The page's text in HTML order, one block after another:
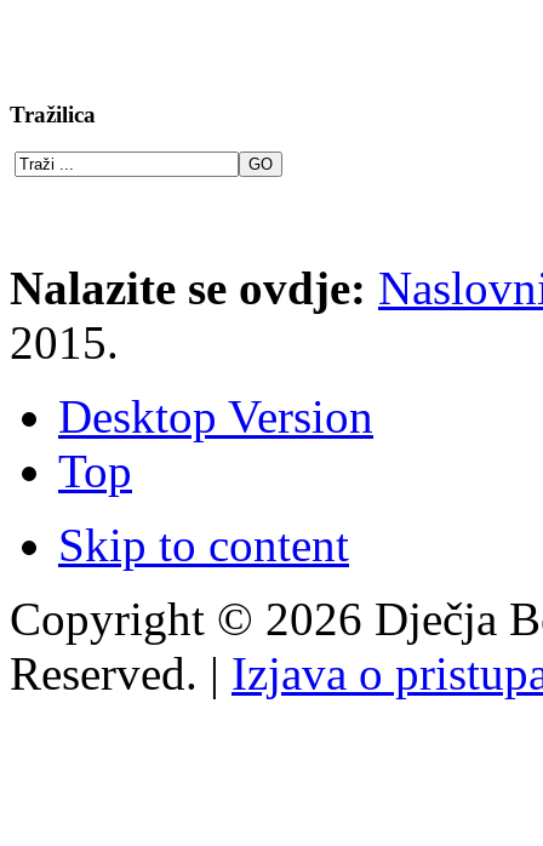
Tražilica
Nalazite se ovdje:
2015.
Desktop Version
Top
Skip to content
Copyright © 2026 Dječja
Reserved. | Izjava o